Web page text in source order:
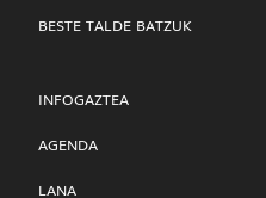
BESTE TALDE BATZUK
INFOGAZTEA
AGENDA
LANA